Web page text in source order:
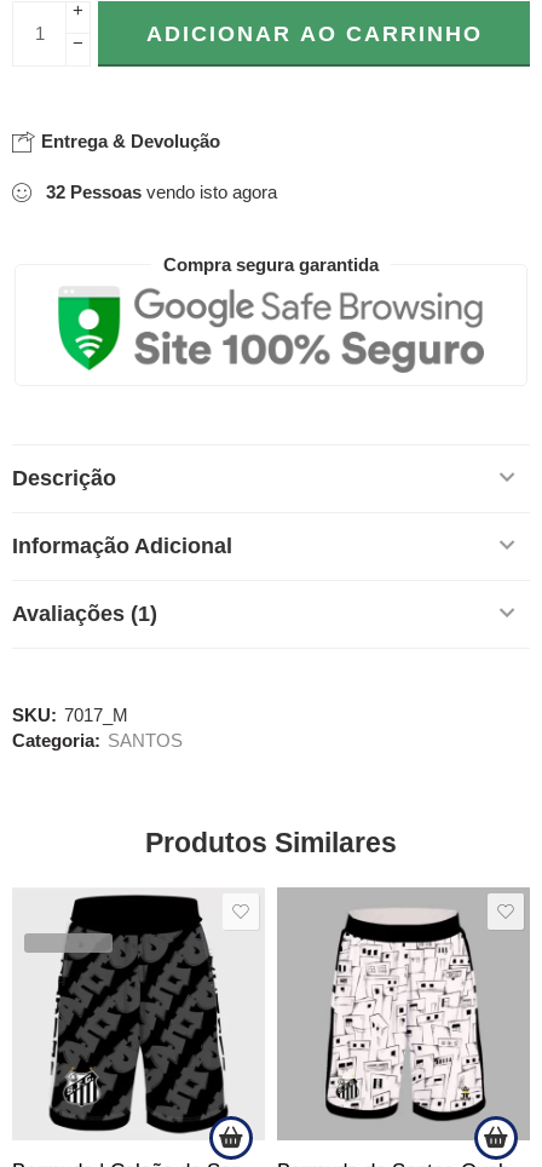
+
−
ADICIONAR AO CARRINHO
Entrega & Devolução
32 Pessoas vendo isto agora
Compra segura garantida
Descrição
Informação Adicional
Avaliações (1)
SKU: 7017_M
Categoria: SANTOS
Produtos Similares